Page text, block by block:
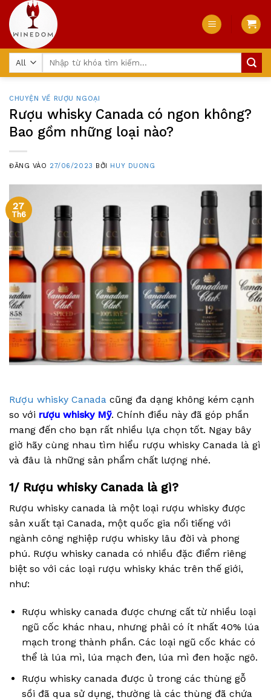
Skip
content
CHUYỆN VỀ RƯỢU NGOẠI
Rượu whisky Canada có ngon không?
Bao gồm những loại nào?
ĐĂNG VÀO 27/06/2023 BỞI HUY DUONG
27
Th6
Rượu whisky Canada cũng đa dạng không kém cạnh
so với rượu whisky Mỹ. Chính điều này đã góp phần
mang đến cho bạn rất nhiều lựa chọn tốt. Ngay bây
giờ hãy cùng nhau tìm hiểu rượu whisky Canada là gì
và đâu là những sản phẩm chất lượng nhé.
1/ Rượu whisky Canada là gì?
Rượu whisky canada là một loại rượu whisky được
sản xuất tại Canada, một quốc gia nổi tiếng với
ngành công nghiệp rượu whisky lâu đời và phong
phú. Rượu whisky canada có nhiều đặc điểm riêng
biệt so với các loại rượu whisky khác trên thế giới,
như:
Rượu whisky canada được chưng cất từ nhiều loại
ngũ cốc khác nhau, nhưng phải có ít nhất 40% lúa
mạch trong thành phần. Các loại ngũ cốc khác có
thể là lúa mì, lúa mạch đen, lúa mì đen hoặc ngô.
Rượu whisky canada được ủ trong các thùng gỗ
sồi đã qua sử dụng, thường là các thùng đã chứa